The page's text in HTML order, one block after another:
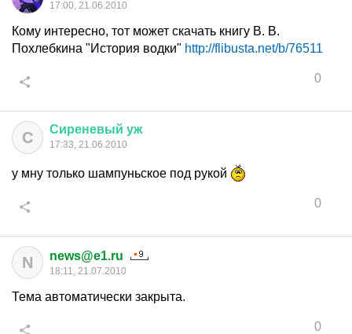
17:00, 21.06.2010
Кому интересно, тот может скачать книгу В. В.
Похлебкина "История водки" http://flibusta.net/b/76511
0
С Сиреневый уж
17:33, 21.06.2010
у мну только шампуньское под рукой
0
N news@e1.ru
18:11, 21.07.2010
Тема автоматически закрыта.
0